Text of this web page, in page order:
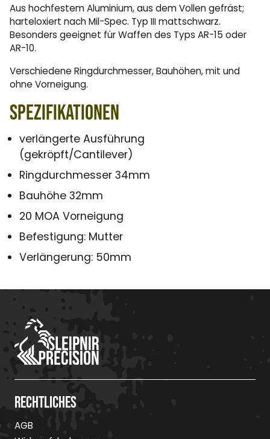
Aus hochfestem Aluminium, aus dem Vollen gefräst;
harteloxiert nach Mil-Spec. Typ III mattschwarz.
Besonders geeignet für Waffen des Typs AR-15 oder
AR-10.
Verschiedene Ringdurchmesser, Bauhöhen, mit und
ohne Vorneigung.
Spezifikationen
verlängerte Ausführung
(gekröpft/Cantilever)
Ringdurchmesser 34mm
Bauhöhe 32mm
20 MOA Vorneigung
Befestigung: Mutter
Verlängerung: 50mm
Rechtliches
AGB